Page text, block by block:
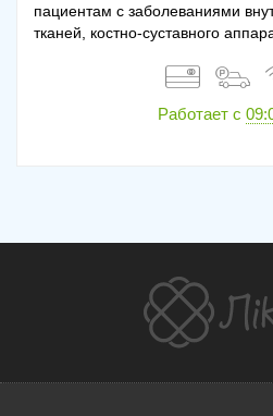
пациентам с заболеваниями
тканей, костно-суставного
Работает с